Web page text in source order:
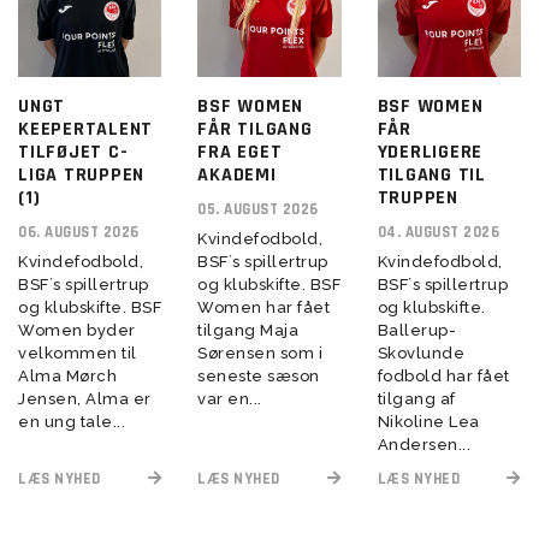
UNGT
KEEPERTALENT
TILFØJET C-
LIGA TRUPPEN
(1)
06. AUGUST 2026
Kvindefodbold,
BSF´s spillertrup
og klubskifte. BSF
Women byder
velkommen til
Alma Mørch
Jensen, Alma er
en ung tale...
LÆS NYHED
BSF WOMEN
FÅR TILGANG
FRA EGET
AKADEMI
05. AUGUST 2026
Kvindefodbold,
BSF´s spillertrup
og klubskifte. BSF
Women har fået
tilgang Maja
Sørensen som i
seneste sæson
var en...
LÆS NYHED
BSF WOMEN
FÅR
YDERLIGERE
TILGANG TIL
TRUPPEN
04. AUGUST 2026
Kvindefodbold,
BSF´s spillertrup
og klubskifte.
Ballerup-
Skovlunde
fodbold har fået
tilgang af
Nikoline Lea
Andersen...
LÆS NYHED